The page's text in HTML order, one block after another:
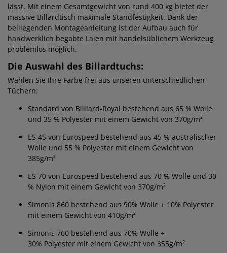
lässt. Mit einem Gesamtgewicht von rund 400 kg bietet der
massive Billardtisch maximale Standfestigkeit. Dank der
beiliegenden Montageanleitung ist der Aufbau auch für
handwerklich begabte Laien mit handelsüblichem Werkzeug
problemlos möglich.
Die Auswahl des Billardtuchs:
Wählen Sie Ihre Farbe frei aus unseren unterschiedlichen
Tüchern:
Standard von Billiard-Royal bestehend aus 65 % Wolle
und 35 % Polyester mit einem Gewicht von 370g/m²
ES 45 von Eurospeed bestehend aus 45 % australischer
Wolle und 55 % Polyester mit einem Gewicht von
385g/m²
ES 70 von Eurospeed bestehend aus 70 % Wolle und 30
% Nylon mit einem Gewicht von 370g/m²
Simonis 860 bestehend aus 90% Wolle + 10% Polyester
mit einem Gewicht von 410g/m²
Simonis 760 bestehend aus 70% Wolle +
30% Polyester mit einem Gewicht von 355g/m²